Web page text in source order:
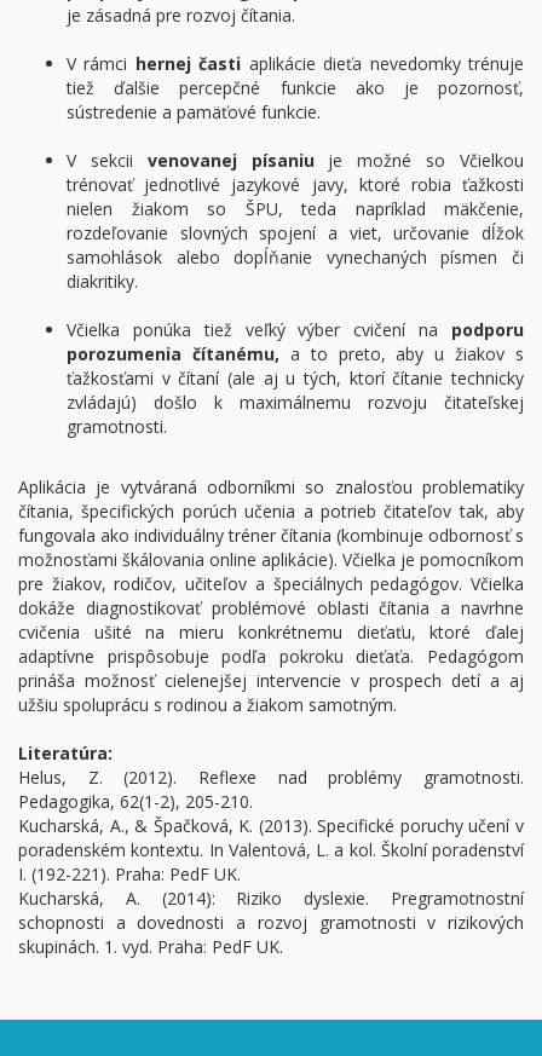
je zásadná pre rozvoj čítania.
V rámci hernej časti aplikácie dieťa nevedomky trénuje
tiež ďalšie percepčné funkcie ako je pozornosť,
sústredenie a pamäťové funkcie.
V sekcii venovanej písaniuje možné so Včielkou
trénovať jednotlivé jazykové javy, ktoré robia ťažkosti
nielen žiakom so ŠPU, teda napríklad mäkčenie,
rozdeľovanie slovných spojení a viet, určovanie dĺžok
samohlások alebo dopĺňanie vynechaných písmen či
diakritiky.
Včielka ponúka tiež veľký výber cvičení na podporu
porozumenia čítanému, a to preto, aby u žiakov s
ťažkosťami v čítaní (ale aj u tých, ktorí čítanie technicky
zvládajú) došlo k maximálnemu rozvoju čitateľskej
gramotnosti.
Aplikácia je vytváraná odborníkmi so znalosťou problematiky
čítania, špecifických porúch učenia a potrieb čitateľov tak, aby
fungovala ako individuálny tréner čítania (kombinuje odbornosť s
možnosťami škálovania online aplikácie). Včielka je pomocníkom
pre žiakov, rodičov, učiteľov a špeciálnych pedagógov. Včielka
dokáže diagnostikovať problémové oblasti čítania a navrhne
cvičenia ušité na mieru konkrétnemu dieťaťu, ktoré ďalej
adaptívne prispôsobuje podľa pokroku dieťaťa. Pedagógom
prináša možnosť cielenejšej intervencie v prospech detí a aj
užšiu spoluprácu s rodinou a žiakom samotným.
Literatúra:
Helus, Z. (2012). Reflexe nad problémy gramotnosti.
Pedagogika, 62(1-2), 205-210.
Kucharská, A., & Špačková, K. (2013). Specifické poruchy učení v
poradenském kontextu. In Valentová, L. a kol. Školní poradenství
I. (192-221). Praha: PedF UK.
Kucharská, A. (2014): Riziko dyslexie. Pregramotnostní
schopnosti a dovednosti a rozvoj gramotnosti v rizikových
skupinách. 1. vyd. Praha: PedF UK.